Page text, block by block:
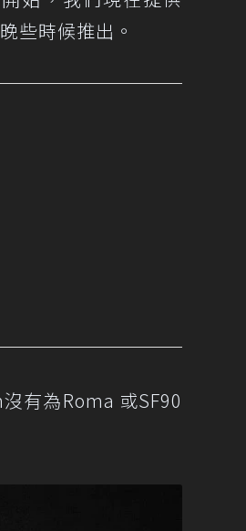
些時候推出。
有為Roma 或SF90